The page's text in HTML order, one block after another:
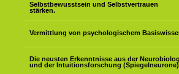
Selbstbewusstsein und Selbstvertrauen
stärken.
Vermittlung von psychologischem
Die neusten Erkenntnisse aus der
und der Intuitionsforschung